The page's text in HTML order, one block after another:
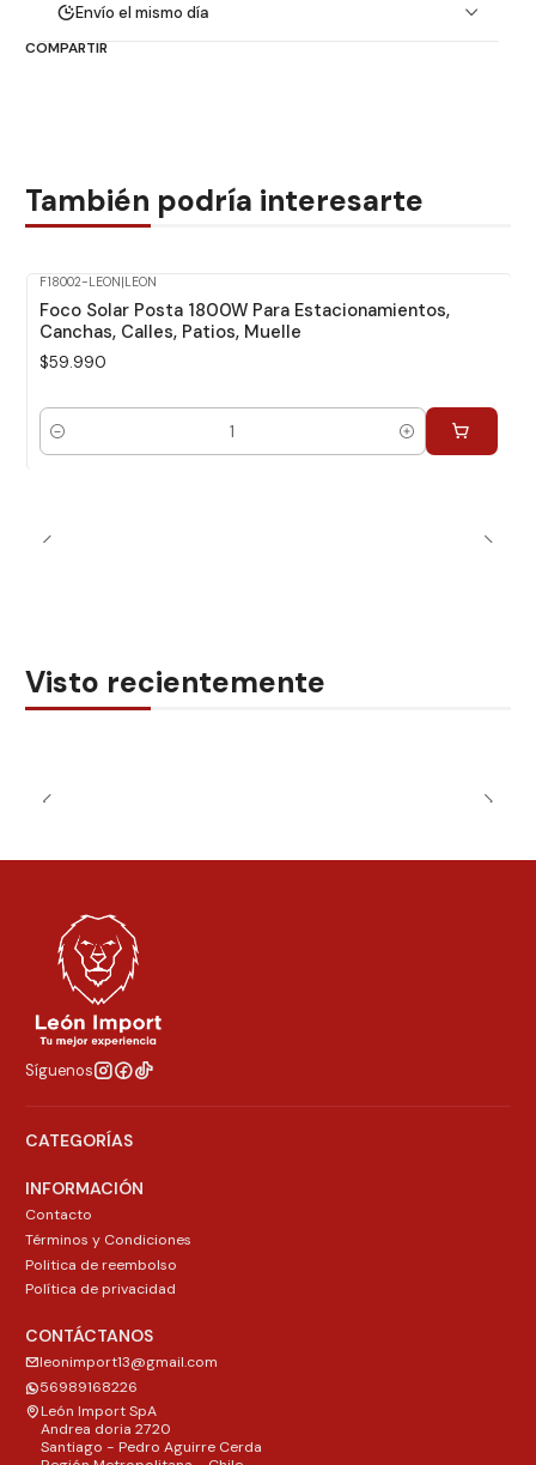
Envío el mismo día
COMPARTIR
También podría interesarte
F18002-LEON|LEON
Foco Solar Posta 1800W Para Estacionamientos,
Canchas, Calles, Patios, Muelle
$59.990
Cantidad
Visto recientemente
Síguenos
CATEGORÍAS
INFORMACIÓN
Contacto
Términos y Condiciones
Politica de reembolso
Política de privacidad
CONTÁCTANOS
leonimport13@gmail.com
56989168226
León Import SpA
Andrea doria 2720
Santiago - Pedro Aguirre Cerda